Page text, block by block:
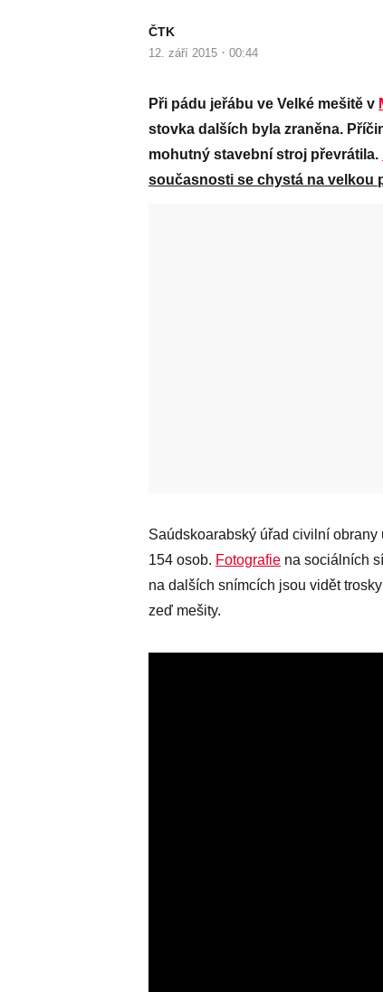
ČTK
12. září 2015 · 00:44
Při pádu jeřábu ve Velké mešitě v
stovka dalších byla zraněna.
mohutný stavební stroj převrátila.
současnosti se chystá na velkou
Saúdskoarabský úřad civilní
154 osob. Fotografie na sociálních
na dalších snímcích jsou vidět
zeď mešity.